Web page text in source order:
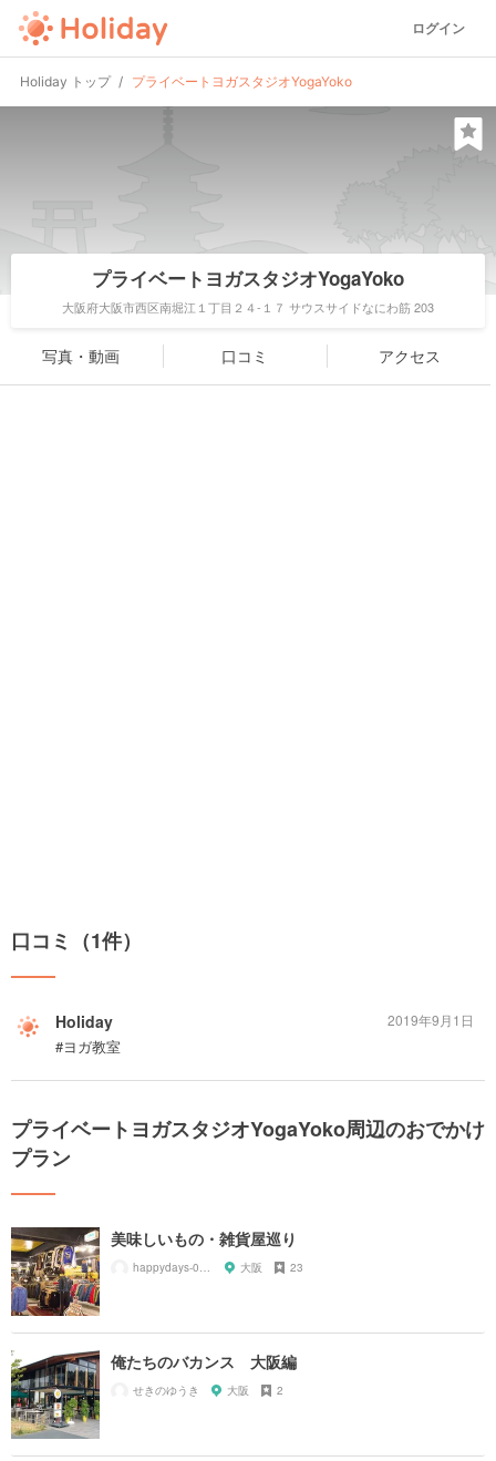
ログイン
Holiday トップ プライベートヨガスタジオYogaYoko
プライベートヨガスタジオYogaYoko
大阪府大阪市西区南堀江１丁目２４-１７ サウスサイドなにわ筋 203
写真・動画 口コミ アクセス
口コミ（1件）
Holiday
#ヨガ教室
2019年9月1日
プライベートヨガスタジオYogaYoko周辺のおでかけ
プラン
美味しいもの・雑貨屋巡り
大阪 23
俺たちのバカンス 大阪編
せきのゆうき 大阪 2